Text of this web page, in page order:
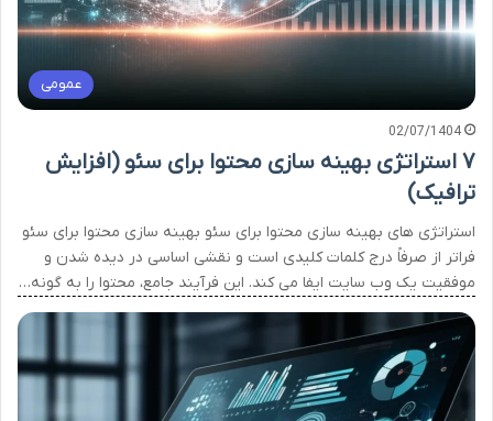
عمومی
02/07/1404
۷ استراتژی بهینه سازی محتوا برای سئو (افزایش
ترافیک)
استراتژی های بهینه سازی محتوا برای سئو بهینه سازی محتوا برای سئو
فراتر از صرفاً درج کلمات کلیدی است و نقشی اساسی در دیده شدن و
موفقیت یک وب سایت ایفا می کند. این فرآیند جامع، محتوا را به گونه…